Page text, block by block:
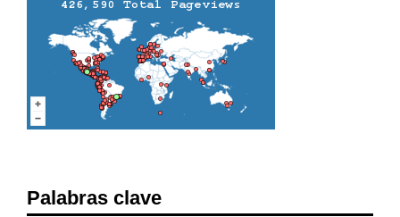
Palabras clave